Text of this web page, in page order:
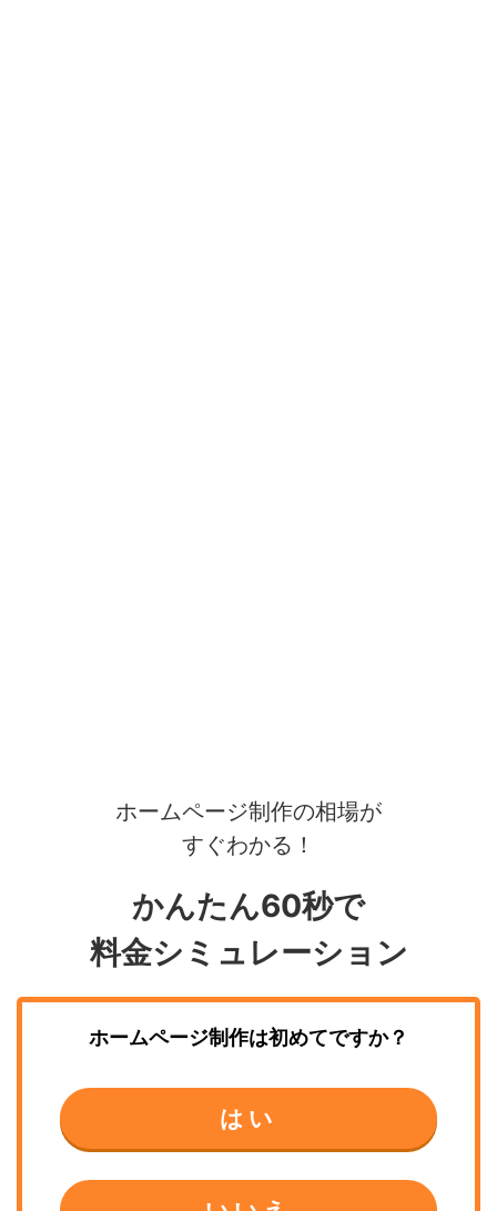
ホームページ制作の相場が
すぐわかる！
かんたん60秒で
料金シミュレーション
ホームページ制作は初めてですか？
はい